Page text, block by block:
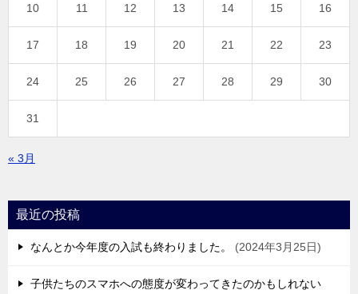
10 11 12 13 14 15 16
17 18 19 20 21 22 23
24 25 26 27 28 29 30
31
« 3月
最近の投稿
なんとか今年度の入試も終わりました。 2024年3月25日
子供たちのスマホへの態度が変わってきたのかもしれない